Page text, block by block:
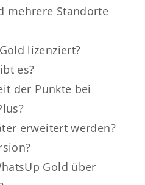
mehrere Standorte
lizenziert?
es?
der Punkte bei
erweitert werden?
Gold über